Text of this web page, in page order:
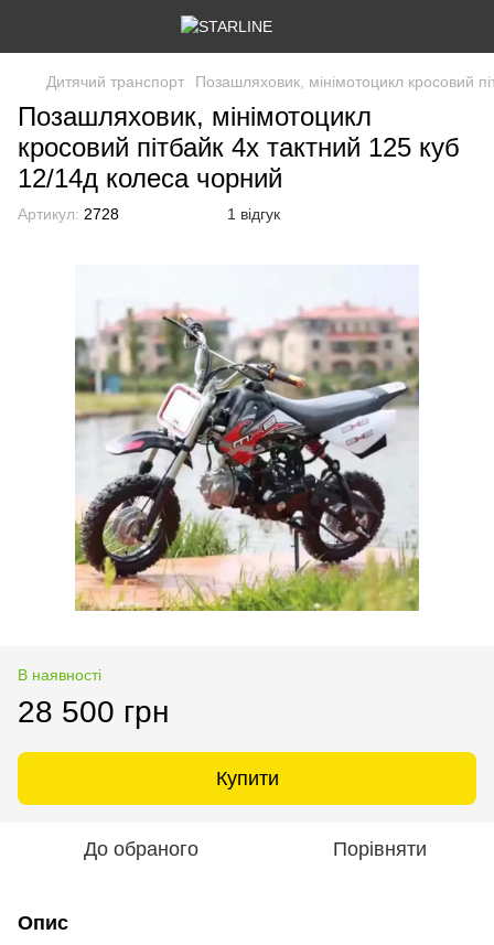
Дитячий транспорт Позашляховик, мінімотоцикл кросовий
Позашляховик, мінімотоцикл
кросовий пітбайк 4х тактний 125 куб
12/14д колеса чорний
Артикул: 2728 1 відгук
В наявності
28 500 грн
Купити
До обраного Порівняти
Опис